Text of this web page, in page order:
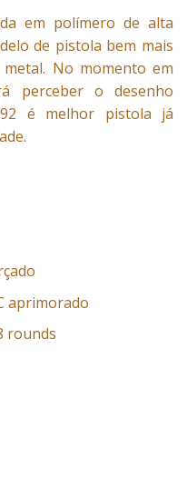
em polímero de alta
de pistola bem mais
No momento em
perceber o desenho
é melhor pistola já
aprimorado
rounds